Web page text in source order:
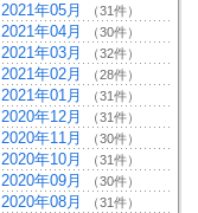
2021年05月 （31件）
2021年04月 （30件）
2021年03月 （32件）
2021年02月 （28件）
2021年01月 （31件）
2020年12月 （31件）
2020年11月 （30件）
2020年10月 （31件）
2020年09月 （30件）
2020年08月 （31件）